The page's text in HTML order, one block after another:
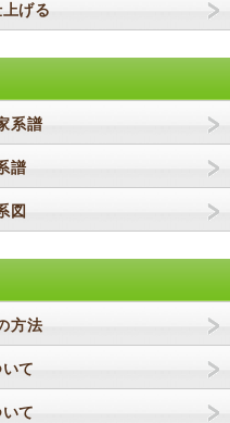
げる
系譜
譜
図
方法
て
て